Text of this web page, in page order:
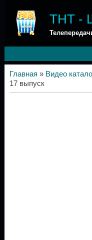
ТНТ -
Главная » Видео
17 выпуск